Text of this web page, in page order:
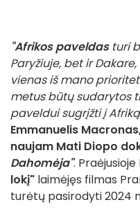
"Afrikos paveldasturi
Paryžiuje, bet ir
vienas iš mano
metus būtų sudarytos
paveldui sugrįžti į
Emmanuelis
naujam Mati Diopo
Dahomėja".
lokį" laimėjęs filmas
turėtų pasirodyti 2024